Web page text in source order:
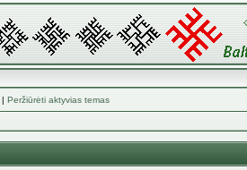
| Peržiūrėti aktyvias temas